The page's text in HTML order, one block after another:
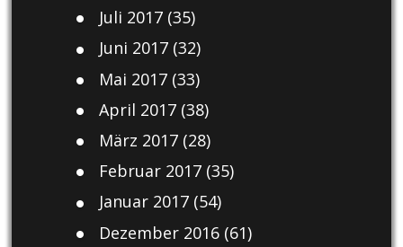
Juli 2017(35)
Juni 2017(32)
Mai 2017(33)
April 2017(38)
März 2017(28)
Februar 2017(35)
Januar 2017(54)
Dezember 2016(61)